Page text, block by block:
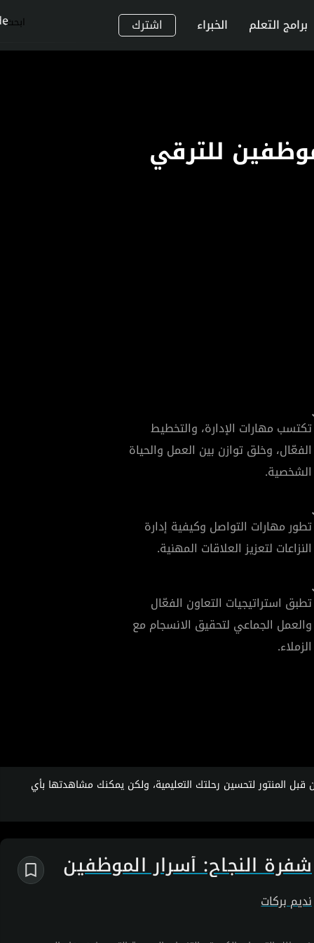
برامج التعلم الخبراء اشترك ابحث
للترقي
تكتسب مهارات الإدارة، والتخطيط
الفعّال، وخلق توازن بين العمل والحياة
الشخصية.
تطور مهارات التواصل وكيفية إدارة
النزاعات لتعزيز العلاقات المهنية.
تطبق استراتيجيات التعاون الفعّال
والعمل الجماعي لتحقيق الانسجام مع
الزملاء.
المنتور لتحسين رحلتك التعليمية، ولكن يمكنك مشاهدتها بأي
شفرة النجاح: أسرار الموظفين
الناجحين
نديم بركات